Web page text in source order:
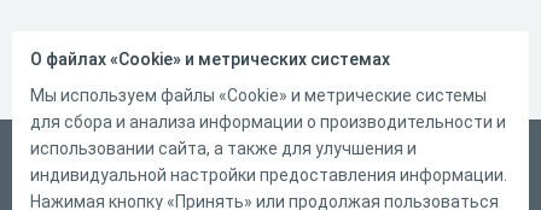
Русский
Справка
О файлах «Cookie» и метрических системах
Мы используем файлы «Cookie» и метрические системы
для сбора и анализа информации о производительности и
использовании сайта, а также для улучшения и
индивидуальной настройки предоставления информации.
Нажимая кнопку «Принять» или продолжая пользоваться